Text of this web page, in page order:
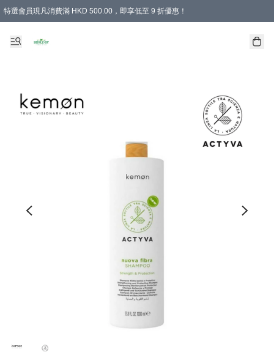
特選會員現凡消費滿 HKD 500.00，即享低至 9 折優惠！